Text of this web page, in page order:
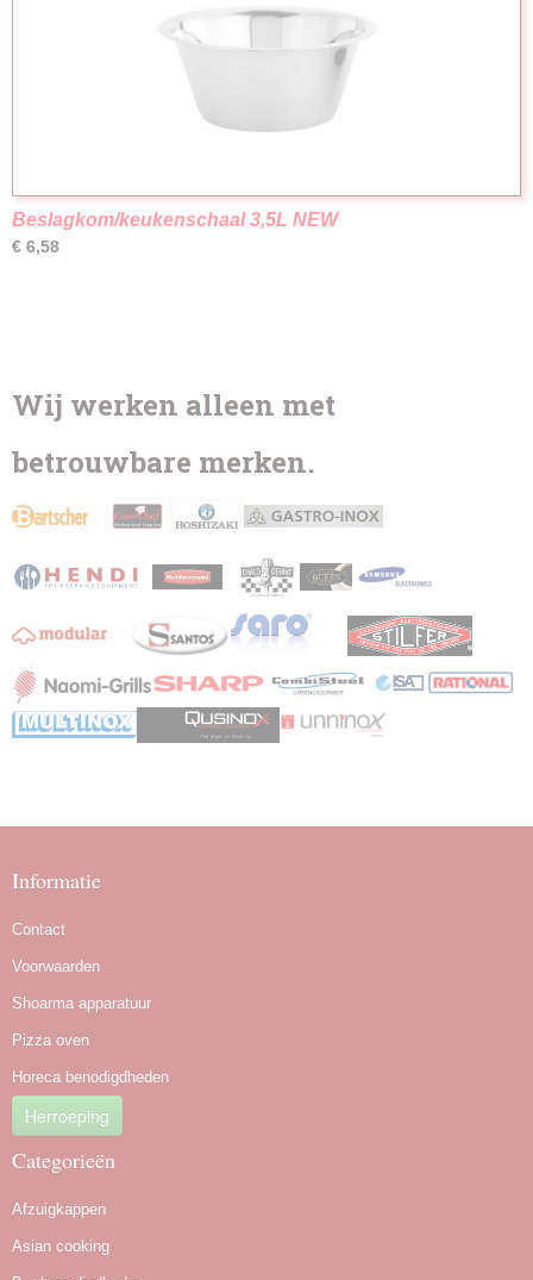
Beslagkom/keukenschaal 3,5L NEW
€ 6,58
Wij werken alleen met
betrouwbare merken.
Informatie
Contact
Voorwaarden
Shoarma apparatuur
Pizza oven
Horeca benodigdheden
Herroeping
Categorieën
Afzuigkappen
Asian cooking